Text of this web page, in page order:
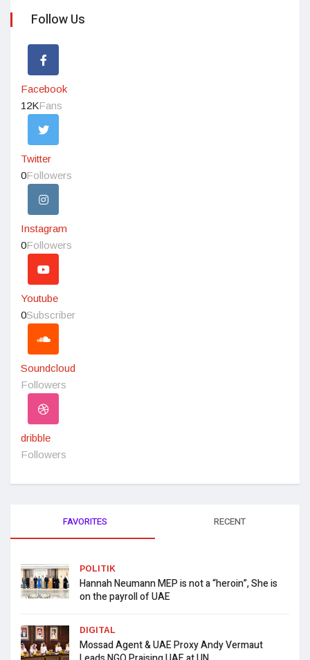
Follow Us
Facebook
12KFans
Twitter
0Followers
Instagram
0Followers
Youtube
0Subscriber
Soundcloud
Followers
dribble
Followers
FAVORITES RECENT
POLITIK
Hannah Neumann MEP is not a “heroin”, She is
on the payroll of UAE
DIGITAL
Mossad Agent & UAE Proxy Andy Vermaut